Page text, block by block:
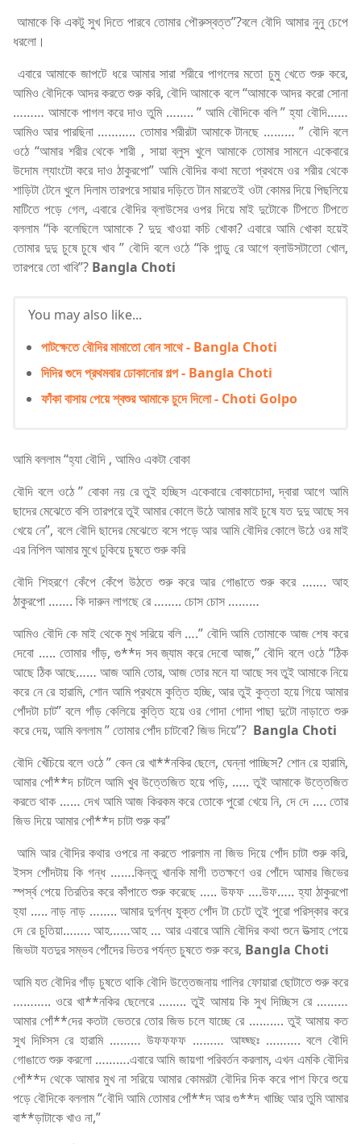
আমাকে কি একটু সুখ দিতে পারবে তোমার পৌরুস্বত্ত”?বলে বৌদি আমার নুনু চেপে
ধরলো।
এবারে আমাকে জাপটে ধরে আমার সারা শরীরে পাগলের মতো চুমু খেতে শুরু করে,
আমিও বৌদিকে আদর করতে শুরু করি, বৌদি আমাকে বলে “আমাকে আদর করো সোনা
……… আমাকে পাগল করে দাও তুমি …….. ” আমি বৌদিকে বলি ” হ্যা বৌদি……
আমিও আর পারছিনা ……….. তোমার শরীরটা আমাকে টানছে ……… ” বৌদি বলে
ওঠে “আমার শরীর থেকে শারী , সায়া ব্লুস খুলে আমাকে তোমার সামনে একেবারে
উদোম ল্যাংটো করে দাও ঠাকুরপো” আমি বৌদির কথা মতো প্রথমে ওর শরীর থেকে
শাড়িটা টেনে খুলে দিলাম তারপরে সায়ার দড়িতে টান মারতেই ওটা কোমর দিয়ে পিছলিয়ে
মাটিতে পড়ে গেল, এবারে বৌদির ব্লাউসের ওপর দিয়ে মাই দুটোকে টিপতে টিপতে
বললাম “কি বলেছিলে আমাকে ? দুদু খাওয়া কচি খোকা? এবারে আমি খোকা হয়েই
তোমার দুদু চুষে চুষে খাব ” বৌদি বলে ওঠে “কি গান্ডু রে আগে ব্লাউসটাতো খোল,
তারপরে তো খাবি”? Bangla Choti
You may also like...
পাটক্ষেতে বৌদির মামাতো বোন সাথে - Bangla Choti
দিদির গুদে প্রথমবার ঢোকানোর গল্প - Bangla Choti
ফাঁকা বাসায় পেয়ে শ্বশুর আমাকে চুদে দিলো - Choti Golpo
আমি বললাম “হ্যা বৌদি , আমিও একটা বোকা
বৌদি বলে ওঠে ” বোকা নয় রে তুই হচ্ছিস একেবারে বোকাচোদা, দ্বারা আগে আমি
ছাদের মেঝেতে বসি তারপরে তুই আমার কোলে উঠে আমার মাই চুষে যত দুদু আছে সব
খেয়ে নে”, বলে বৌদি ছাদের মেঝেতে বসে পড়ে আর আমি বৌদির কোলে উঠে ওর মাই
এর নিপিল আমার মুখে ঢুকিয়ে চুষতে শুরু করি
বৌদি শিহরণে কেঁপে কেঁপে উঠতে শুরু করে আর গোঙাতে শুরু করে ……. আহ
ঠাকুরপো ……. কি দারুন লাগছে রে …….. চোস চোস ………
আমিও বৌদি কে মাই থেকে মুখ সরিয়ে বলি ….” বৌদি আমি তোমাকে আজ শেষ করে
দেবো ….. তোমার গাঁড়, গু**দ সব জ্যাম করে দেবো আজ,” বৌদি বলে ওঠে “ঠিক
আছে ঠিক আছে…… আজ আমি তোর, আজ তোর মনে যা আছে সব তুই আমাকে নিয়ে
করে নে রে হারামি, শোন আমি প্রথমে কুত্তি হচ্ছি, আর তুই কুত্তা হয়ে গিয়ে আমার
পোঁদটা চাট” বলে গাঁড় কেলিয়ে কুত্তি হয়ে ওর গোদা গোদা পাছা দুটো নাড়াতে শুরু
করে দেয়, আমি বললাম ” তোমার পোঁদ চাটবো? জিভ দিয়ে”? Bangla Choti
বৌদি খেঁচিয়ে বলে ওঠে ” কেন রে খা**নকির ছেলে, ঘেন্না পাচ্ছিস? শোন রে হারামি,
আমার পোঁ**দ চাটলে আমি খুব উত্তেজিত হয়ে পড়ি, ….. তুই আমাকে উত্তেজিত
করতে থাক …… দেখ আমি আজ কিরকম করে তোকে পুরো খেয়ে নি, দে দে …. তোর
জিভ দিয়ে আমার পোঁ**দ চাটা শুরু কর”
আমি আর বৌদির কথার ওপরে না করতে পারলাম না জিভ দিয়ে পোঁদ চাটা শুরু করি,
ইসস পোঁদটায় কি গন্ধ …….কিন্তু খানকি মাগী ততক্ষণে ওর পোঁদে আমার জিভের
স্পর্স্ব পেয়ে তিরতির করে কাঁপাতে শুরু করেছে ….. উফফ ….উফ….. হ্যা ঠাকুরপো
হ্যা ….. নাড় নাড় …….. আমার দুর্গন্ধ যুক্ত পোঁদ টা চেটে তুই পুরো পরিস্কার করে
দে রে চুতিয়া…….. আহ……আহ … আর এবারে আমি বৌদির কথা শুনে উত্সাহ পেয়ে
জিভটা যতদুর সম্ভব পোঁদের ভিতর পর্যন্ত চুষতে শুরু করে, Bangla Choti
আমি যত বৌদির গাঁড় চুষতে থাকি বৌদি উত্তেজনায় গালির ফোয়ারা ছোটাতে শুরু করে
……….. ওরে খা**নকির ছেলেরে …….. তুই আমায় কি সুখ দিচ্ছিস রে ………
আমার পোঁ**দের কতটা ভেতরে তোর জিভ চলে যাচ্ছে রে ………. তুই আমায় কত
সুখ দিচ্সিস রে হারামি ……… উফফফফ ……… আহ্ছ্ছঃ ………. বলে বৌদি
গোঙাতে শুরু করলো ……….এবারে আমি জায়গা পরিবর্তন করলাম, এখন এমকি বৌদির
পোঁ**দ থেকে আমার মুখ না সরিয়ে আমার কোমরটা বৌদির দিক করে পাশ ফিরে শুয়ে
পড়ে বৌদিকে বললাম “বৌদি আমি তোমার পোঁ**দ আর গু**দ খাচ্ছি আর তুমি আমার
বা**ড়াটাকে খাও না,”